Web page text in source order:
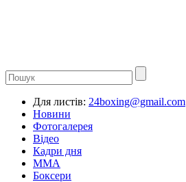
Для листів: 24boxing@gmail.com
Новини
Фотогалерея
Відео
Кадри дня
ММА
Боксери